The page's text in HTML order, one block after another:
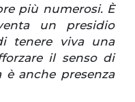
più numerosi. È
un presidio
tenere viva una
il senso di
è anche presenza